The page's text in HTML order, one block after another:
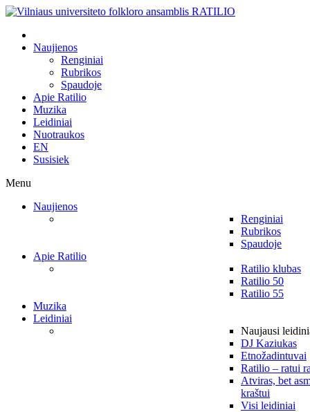
Naujienos
Renginiai
Rubrikos
Spaudoje
Apie Ratilio
Muzika
Leidiniai
Nuotraukos
EN
Susisiek
Menu
Naujienos
Renginiai
Rubrikos
Spaudoje
Apie Ratilio
Ratilio klubas
Ratilio 50
Ratilio 55
Muzika
Leidiniai
Naujausi
DJ Kaziukas
Etnožadintuvai
Ratilio – ratui
Atviras, bet
kraštui
Visi leidiniai